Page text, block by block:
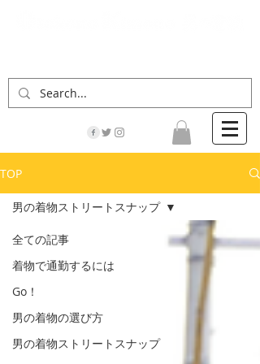
TOP
全ての記事
着物で通勤するには
Go！
男の着物の選び方
男の着物ストリートスナップ
男の着物ストリートスナップ